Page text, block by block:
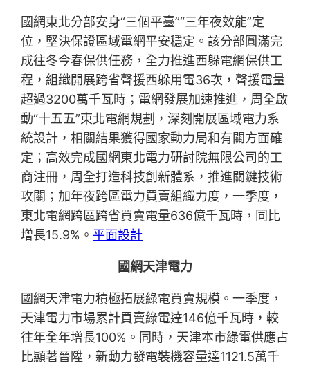
國網東北分部安身“三個平臺”“三年夜效能”定
位，堅決保證區域電網平安穩定。該分部圓滿完
成往冬今春保供任務，全力推進西躲電網保供工
程，組織開展跨省聲援西躲用電36次，聲援電量
超過3200萬千瓦時；電網發展加速推進，周全啟
動“十五五”東北電網規劃，深刻開展區域電力系
統設計，相關結果獲得國家動力局和有關方面確
定；高效完成國網東北電力研討院無限公司的工
商注冊，周全打造科技創新體系，推進關鍵技術
攻關；加年夜跨區電力買賣組織力度，一季度，
東北電網跨區跨省買賣電量636億千瓦時，同比
增長15.9%。 平面設計
國網天津電力
國網天津電力積極拓展綠電買賣規模。一季度，
天津電力市場累計買賣綠電達146億千瓦時，較
往年全年增長100%。同時，天津本市綠電供應占
比顯著晉陞，新動力發電裝機容量達1121.5萬千